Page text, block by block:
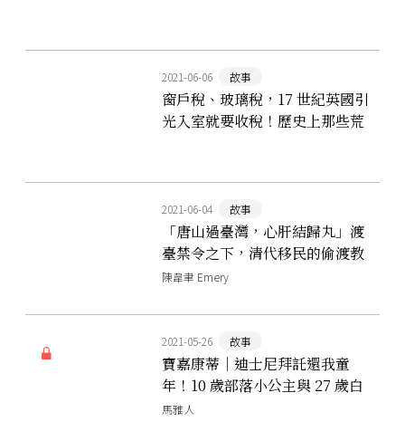
2021-06-06 故事
窗戶稅、玻璃稅，17 世紀英國引
光入室就要收稅！歷史上那些荒
2021-06-04 故事
「唐山過臺灣，心肝結歸丸」渡
臺禁令之下，清代移民的偷渡教
戰守則
陳韋聿 Emery
2021-05-26 故事
寶嘉康蒂｜迪士尼拜託還我童
年！10 歲部落小公主與 27 歲白
人殖民者，和那場同床異夢的相
馬雅人